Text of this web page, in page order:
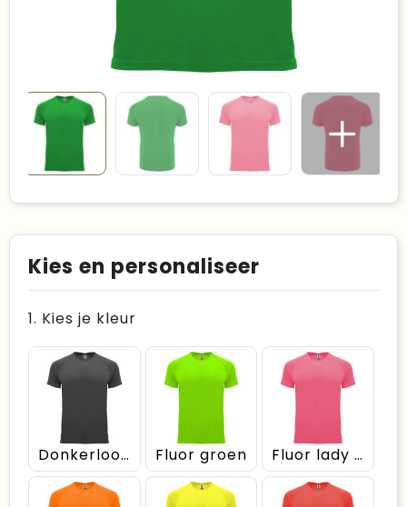
Kies en personaliseer
1. Kies je kleur
Donkerlood Fluor groen Fluor lady pink